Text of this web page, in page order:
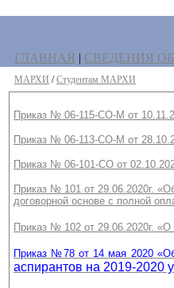
ГЛАВНАЯ | СВЕДЕНИЯ
МАРХИ /Студентам МАРХИ
Приказ № 06-115-СО-М от
Приказ № 06-113-СО-М от
Приказ № 06-101-СО от
Приказ № 101 от 29.06.2020г.
договорной основе с полной
Приказ № 102 от 29.06.2020г.
Приказ №78 от 14 мая 2020
аспирантов на 2019-2020